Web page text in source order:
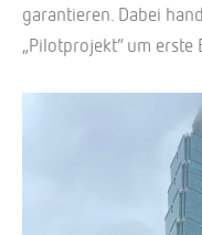
garantieren. Dabei
„Pilotprojekt“ um